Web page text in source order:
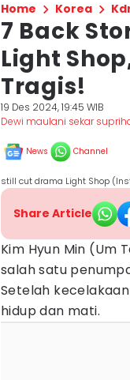
Home Korea
7 Back
Light
Tragis!
19 Des 2024, 19:45 WIB
Dewi maulani sekar
News Channel
still cut drama Light Shop
Share Article
Kim Hyun Min (Um
salah satu
Setelah
hidup dan mati.